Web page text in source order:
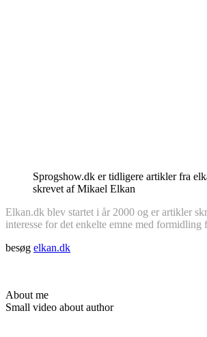
Sprogshow.dk er tidligere artikler fra
skrevet af Mikael Elkan
Elkan.dk blev startet i år 2000 og er artikler
interesse for det enkelte emne med formidling
besøg elkan.dk
About me
Small video about author